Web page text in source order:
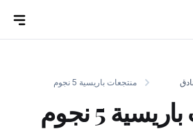
منتجعات باريسية 5 نجوم
5 نجوم